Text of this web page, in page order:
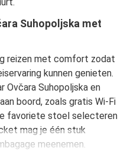
Suhopoljska met
reizen met comfort zodat
kunnen genieten.
Ovčara Suhopoljska en
boord, zoals gratis Wi-Fi
favoriete stoel selecteren
mag je één stuk
meenemen.